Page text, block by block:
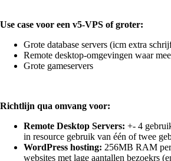
Use case voor een v5-VPS of groter:
Grote database servers (icm extra
Remote desktop-omgevingen waar
Grote gameservers
Richtlijn qua omvang voor:
Remote Desktop Servers: +- 4
in resource gebruik van één of twee
WordPress hosting: 256MB RAM per
websites met lage aantallen bezoekrs